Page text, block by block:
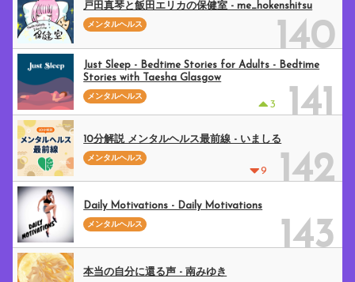
140
戸田真琴と飯田エリカの保健室 - me_hokenshitsu
メンタルヘルス
3 141
Just Sleep - Bedtime Stories for Adults - Bedtime
Stories with Taesha Glasgow
メンタルヘルス
9 142
10分解説 メンタルヘルス最前線 - いましる
メンタルヘルス
143
Daily Motivations - Daily Motivations
メンタルヘルス
本当の自分に還る声 - 南みゆき